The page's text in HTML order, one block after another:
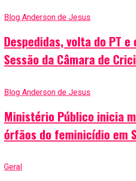
Blog Anderson de Jesus
Despedidas, volta do PT
Sessão da Câmara de
Blog Anderson de Jesus
Ministério Público inicia
órfãos do feminicídio em
Geral